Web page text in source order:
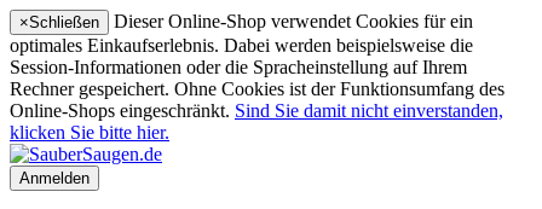
×Schließen
Dieser Online-Shop verwendet Cookies für ein
optimales Einkaufserlebnis. Dabei werden beispielsweise die
Session-Informationen oder die Spracheinstellung auf Ihrem
Rechner gespeichert. Ohne Cookies ist der Funktionsumfang des
Online-Shops eingeschränkt. Sind Sie damit nicht einverstanden,
klicken Sie bitte hier.
Anmelden